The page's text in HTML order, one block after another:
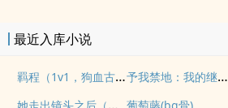
最近入库小说
羁程（1v1，狗血古早） 予我禁地：我的继子不对劲